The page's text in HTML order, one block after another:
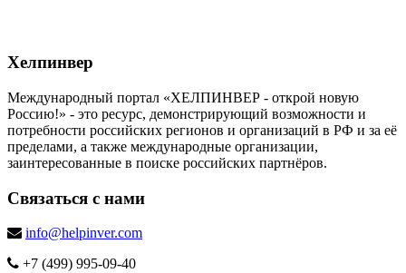
Хелпинвер
Международный портал «ХЕЛПИНВЕР - открой новую
Россию!» - это ресурс, демонстрирующий возможности и
потребности российских регионов и организаций в РФ и за её
пределами, а также международные организации,
заинтересованные в поиске российских партнёров.
Связаться с нами
info@helpinver.com
+7 (499) 995-09-40